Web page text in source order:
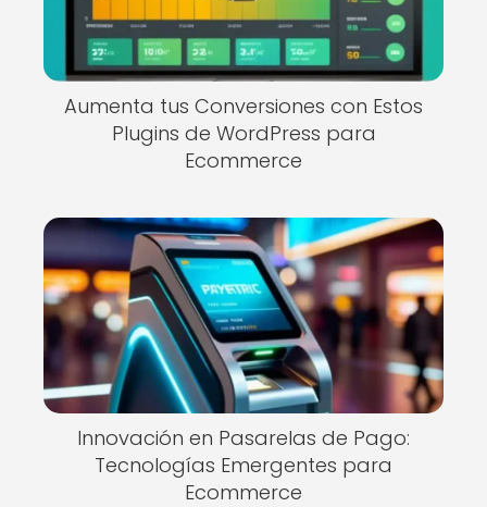
Aumenta tus Conversiones con Estos
Plugins de WordPress para
Ecommerce
Innovación en Pasarelas de Pago:
Tecnologías Emergentes para
Ecommerce